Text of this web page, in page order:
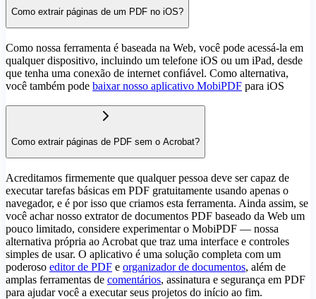
Como extrair páginas de um PDF no iOS?
Como nossa ferramenta é baseada na Web, você pode acessá-la em
qualquer dispositivo, incluindo um telefone iOS ou um iPad, desde
que tenha uma conexão de internet confiável. Como alternativa,
você também pode baixar nosso aplicativo MobiPDF para iOS
Como extrair páginas de PDF sem o Acrobat?
Acreditamos firmemente que qualquer pessoa deve ser capaz de
executar tarefas básicas em PDF gratuitamente usando apenas o
navegador, e é por isso que criamos esta ferramenta. Ainda assim, se
você achar nosso extrator de documentos PDF baseado da Web um
pouco limitado, considere experimentar o MobiPDF — nossa
alternativa própria ao Acrobat que traz uma interface e controles
simples de usar. O aplicativo é uma solução completa com um
poderoso editor de PDF e organizador de documentos, além de
amplas ferramentas de comentários, assinatura e segurança em PDF
para ajudar você a executar seus projetos do início ao fim.